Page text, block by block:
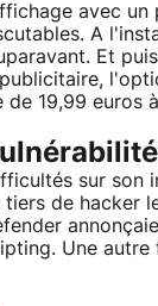
avec
A
Et
19,99 euros
sur son
de hacker
Une autre